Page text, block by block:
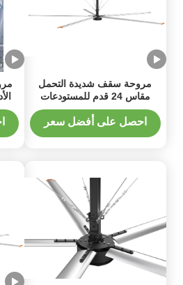
مروحة سقف شديدة التحمل
مقاس 24 قدم للمستودعات
ومصانع التصنيع
احصل على أفضل سعر